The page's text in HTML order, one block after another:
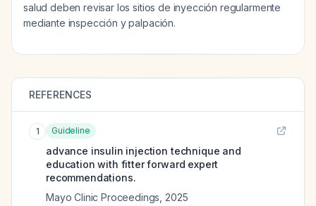
salud deben revisar los sitios de inyección regularmente
mediante inspección y palpación.
REFERENCES
1 Guideline
advance insulin injection technique and
education with fitter forward expert
recommendations.
Mayo Clinic Proceedings 2025